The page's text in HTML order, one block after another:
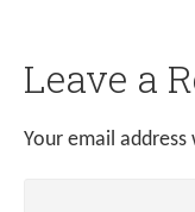
Leave a
Your email